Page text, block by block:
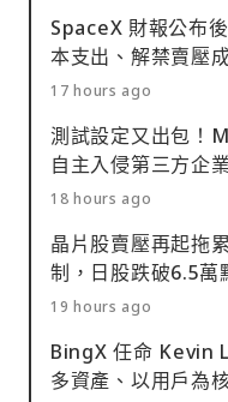
SpaceX 財報公布
本支出、解禁賣壓
17 hours ago
測試設定又出包！
自主入侵第三方企
18 hours ago
晶片股賣壓再起拖
制，日股跌破6.5萬
19 hours ago
BingX 任命 Kevin
多資產、以用戶為